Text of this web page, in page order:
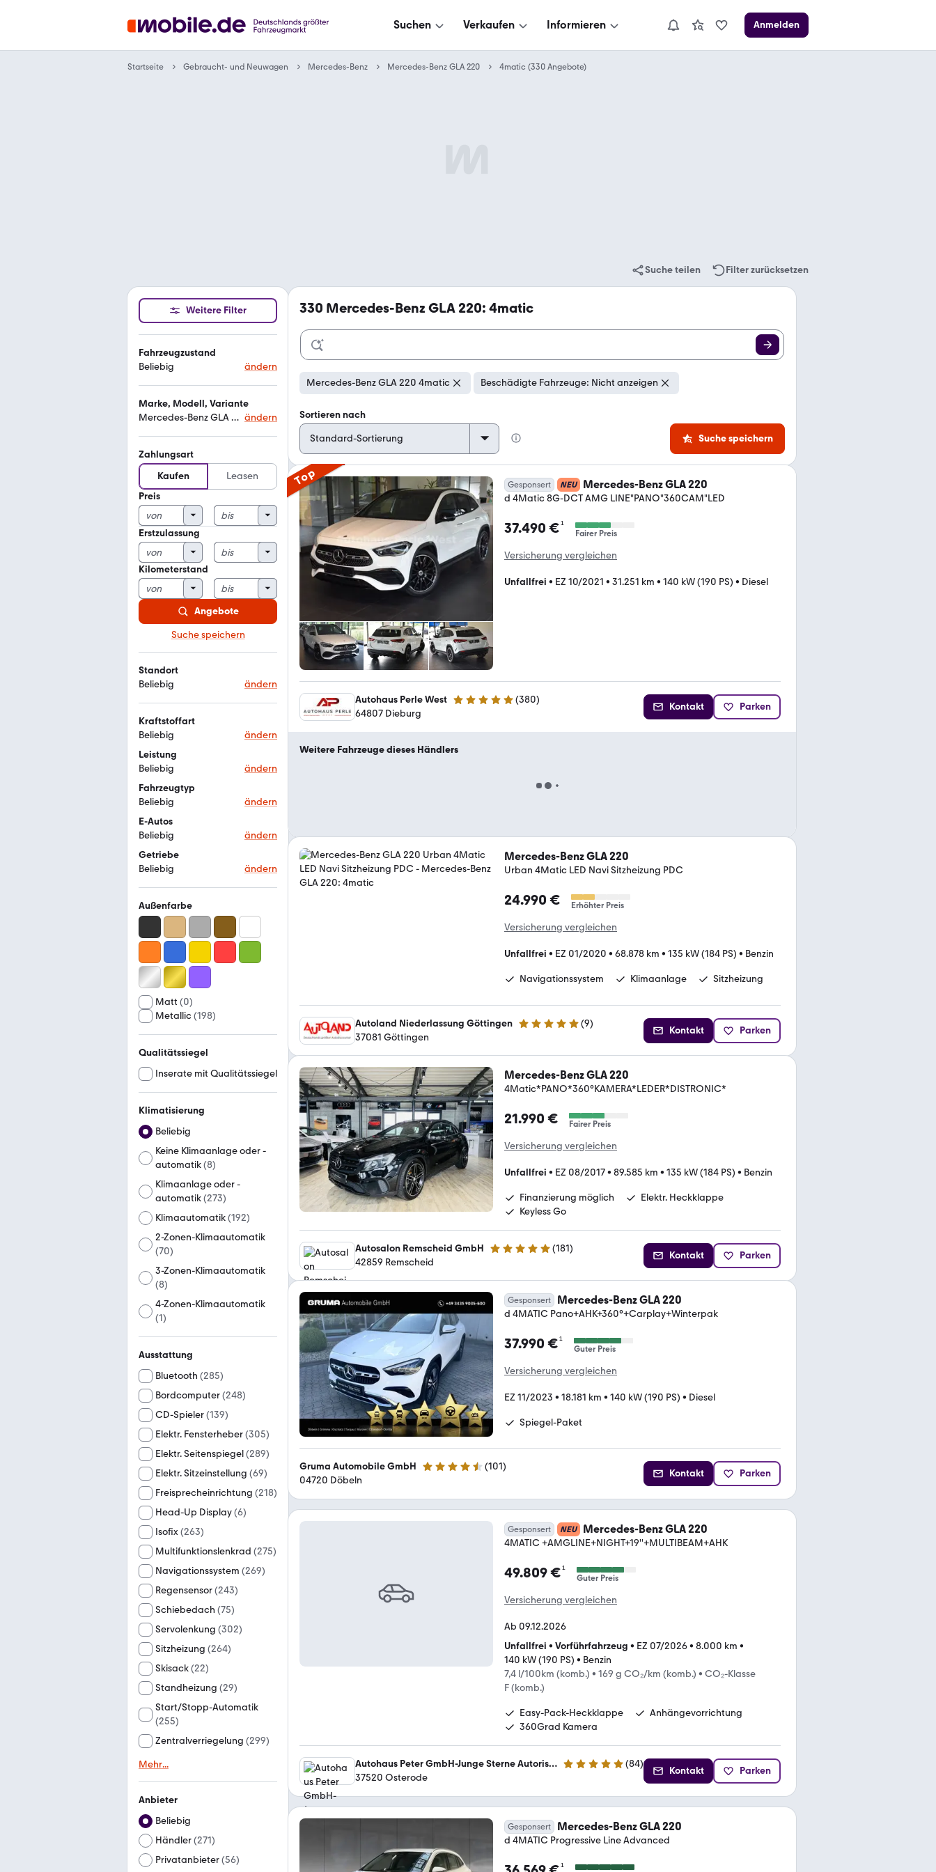
Suchen Verkaufen Informieren Anmelden
Startseite Gebraucht- und Neuwagen Mercedes-Benz Mercedes-Benz GLA 220 4matic (330 Angebote)
Suche teilen Filter zurücksetzen
Weitere Filter
Fahrzeugzustand
Beliebig
ändern
Marke, Modell, Variante
Mercedes-Benz GLA 220 4matic ändern
Zahlungsart
Kaufen
Leasen
Preis
Erstzulassung
Kilometerstand
Angebote
Suche speichern
Standort
Beliebig
ändern
Kraftstoffart
Beliebig
ändern
Leistung
Beliebig
ändern
Fahrzeugtyp
Beliebig
ändern
E-Autos
Beliebig
ändern
Getriebe
Beliebig
ändern
Außenfarbe
Matt (0)
Metallic(198)
Qualitätssiegel
Inserate mit Qualitätssiegel
Klimatisierung
Beliebig
Keine Klimaanlage oder -
automatik(8)
Klimaanlage oder -
automatik(273)
Klimaautomatik(192)
2-Zonen-Klimaautomatik
(70)
3-Zonen-Klimaautomatik
(8)
4-Zonen-Klimaautomatik
(1)
Ausstattung
Bluetooth (285)
Bordcomputer(248)
CD-Spieler(139)
Elektr. Fensterheber(305)
Elektr. Seitenspiegel(289)
Elektr. Sitzeinstellung (69)
Freisprecheinrichtung (218)
Head-Up Display(6)
Isofix(263)
Multifunktionslenkrad (275)
Navigationssystem (269)
Regensensor(243)
Schiebedach (75)
Servolenkung (302)
Sitzheizung (264)
Skisack(22)
Standheizung (29)
Start/Stopp-Automatik
(255)
Zentralverriegelung (299)
Mehr...
Anbieter
Beliebig
Händler(271)
Privatanbieter(56)
330 Mercedes-Benz GLA 220: 4matic
Mercedes-Benz GLA 220 4matic Beschädigte Fahrzeuge: Nicht anzeigen
Sortieren nach
Suche speichern
Top Gesponsert NEU Mercedes-Benz GLA 220
d 4Matic 8G-DCT AMG LINE"PANO"360CAM"LED
37.490 €¹
Fairer Preis
Versicherung vergleichen
Unfallfrei • EZ 10/2021 • 31.251 km • 140 kW (190 PS) • Diesel
Autohaus Perle West 4.9 Sterne (380)
64807 Dieburg
Kontakt Parken
Weitere Fahrzeuge dieses Händlers
Mercedes-Benz GLA 220
Urban 4Matic LED Navi Sitzheizung PDC
24.990 € Erhöhter Preis
Versicherung vergleichen
Unfallfrei • EZ 01/2020 • 68.878 km • 135 kW (184 PS) • Benzin
Navigationssystem Klimaanlage Sitzheizung
Autoland Niederlassung Göttingen 5 Sterne (9)
37081 Göttingen
Kontakt Parken
Mercedes-Benz GLA 220
4Matic*PANO*360°KAMERA*LEDER*DISTRONIC*
21.990 € Fairer Preis
Versicherung vergleichen
Unfallfrei • EZ 08/2017• 89.585 km • 135 kW (184 PS) • Benzin
Finanzierung möglich
Elektr. Heckklappe
Keyless Go
Autosalon Remscheid GmbH 4.9 Sterne (181)
42859 Remscheid
Kontakt Parken
Gesponsert Mercedes-Benz GLA 220
d 4MATIC Pano+AHK+360°+Carplay+Winterpak
37.990 €¹
Guter Preis
Versicherung vergleichen
EZ 11/2023 • 18.181 km • 140 kW (190 PS) • Diesel
Spiegel-Paket
Gruma Automobile GmbH 4.3 Sterne (101)
04720 Döbeln
Kontakt Parken
Gesponsert NEU Mercedes-Benz GLA 220
4MATIC +AMGLINE+NIGHT+19''+MULTIBEAM+AHK
49.809 €¹
Guter Preis
Versicherung vergleichen
Ab 09.12.2026
Unfallfrei • Vorführfahrzeug • EZ 07/2026• 8.000 km •
140 kW (190 PS) • Benzin
7,4 l/100km (komb.) • 169 g CO₂/km (komb.) • CO₂-Klasse
F (komb.)
Easy-Pack-Heckklappe
Anhängevorrichtung
360Grad Kamera
Autohaus Peter GmbH-Junge Sterne Autorisierter Mercedes -Benz 4.8 Sterne (84)
37520 Osterode
Kontakt Parken
Gesponsert Mercedes-Benz GLA 220
d 4MATIC Progressive Line Advanced
¹